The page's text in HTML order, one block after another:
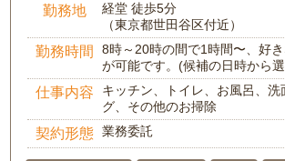
勤務地
経堂 徒歩5分
（東京都世田谷区付近）
勤務時間
8時～20時の間で1時間〜、好
が可能です。(候補の日時から
仕事内容
キッチン、トイレ、お風呂、洗
グ、その他のお掃除
契約形態 業務委託